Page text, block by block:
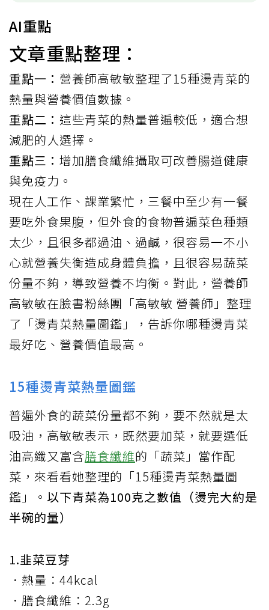
AI重點
文章重點整理：
重點一： 營養師高敏敏整理了15種燙青菜的
熱量與營養價值數據。
重點二： 這些青菜的熱量普遍較低，適合想
減肥的人選擇。
重點三： 增加膳食纖維攝取可改善腸道健康
與免疫力。
現在人工作、課業繁忙，三餐中至少有一餐
要吃外食果腹，但外食的食物普遍菜色種類
太少，且很多都過油、過鹹，很容易一不小
心就營養失衡造成身體負擔，且很容易蔬菜
份量不夠，導致營養不均衡。對此，營養師
高敏敏在臉書粉絲團「高敏敏 營養師 」整理
了「燙青菜熱量圖鑑」，告訴你哪種燙青菜
最好吃、營養價值最高。
15種燙青菜熱量圖鑑
普遍外食的蔬菜份量都不夠，要不然就是太
吸油，高敏敏表示，既然要加菜，就要選低
油高纖又富含膳食纖維的「蔬菜」當作配
菜，來看看她整理的「15種燙青菜熱量圖
鑑」。 以下青菜為100克之數值（燙完大約是
半碗的量）
1.韭菜豆芽
．熱量：44kcal
．膳食纖維：2.3g